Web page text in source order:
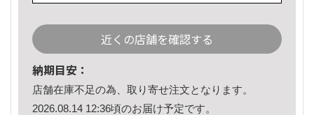
近くの店舗を確認する
納期目安：
店舗在庫不足の為、取り寄せ注文となります。
2026.08.14 12:36頃のお届け予定です。